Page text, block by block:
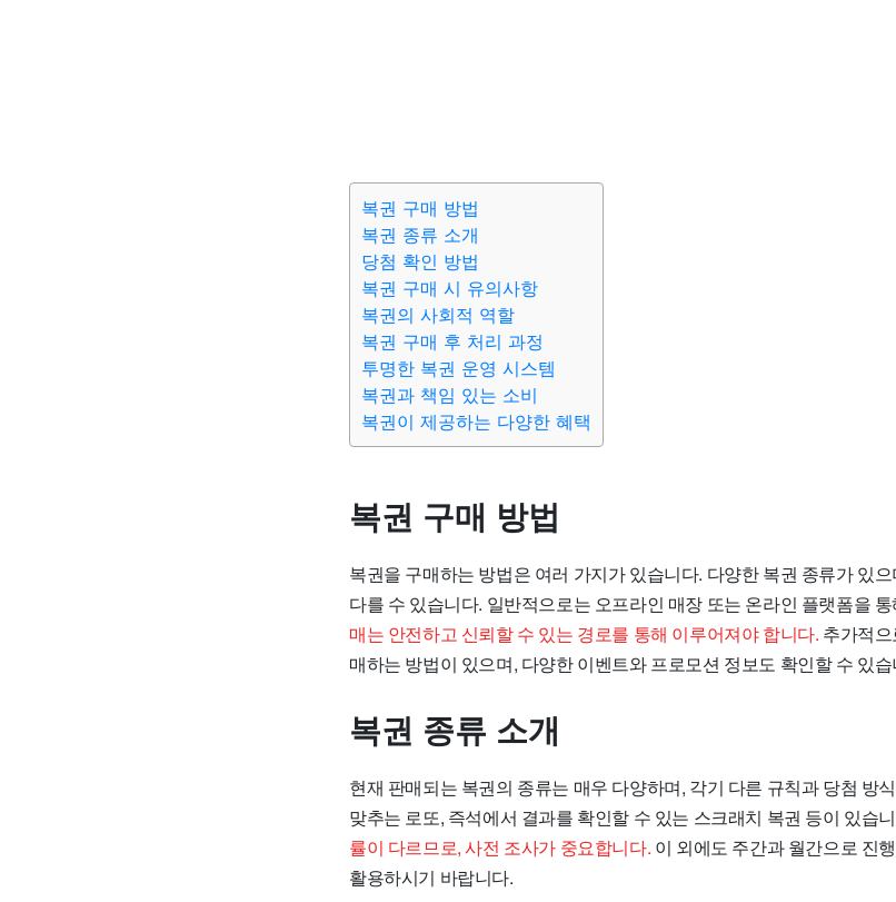
복권 구매 방법
복권 종류 소개
당첨 확인 방법
복권 구매 시 유의사항
복권의 사회적 역할
복권 구매 후 처리 과정
투명한 복권 운영 시스템
복권과 책임 있는 소비
복권이 제공하는 다양한 혜택
복권 구매 방법
복권을 구매하는 방법은 여러 가지가 있습니다. 다양한 복권 종류가 있
다를 수 있습니다. 일반적으로는 오프라인 매장 또는 온라인 플랫폼을
매는 안전하고 신뢰할 수 있는 경로를 통해 이루어져야 합니다. 추가적
매하는 방법이 있으며, 다양한 이벤트와 프로모션 정보도 확인할 수 있
복권 종류 소개
현재 판매되는 복권의 종류는 매우 다양하며, 각기 다른 규칙과 당첨 방
맞추는 로또, 즉석에서 결과를 확인할 수 있는 스크래치 복권 등이 있습
률이 다르므로, 사전 조사가 중요합니다. 이 외에도 주간과 월간으로 진
활용하시기 바랍니다.